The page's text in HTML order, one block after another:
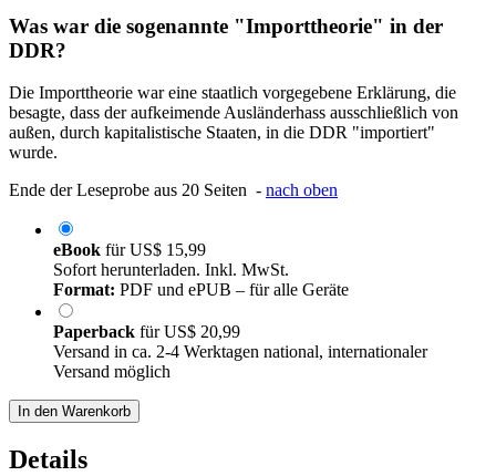
Was war die sogenannte "Importtheorie" in der
DDR?
Die Importtheorie war eine staatlich vorgegebene Erklärung, die
besagte, dass der aufkeimende Ausländerhass ausschließlich von
außen, durch kapitalistische Staaten, in die DDR "importiert"
wurde.
Ende der Leseprobe aus 20 Seiten - nach oben
eBook fürUS$ 15,99
Sofort herunterladen. Inkl. MwSt.
Format: PDF und ePUB – für alle Geräte
Paperback fürUS$ 20,99
Versand in ca. 2-4 Werktagen national, internationaler
Versand möglich
In den Warenkorb
Details